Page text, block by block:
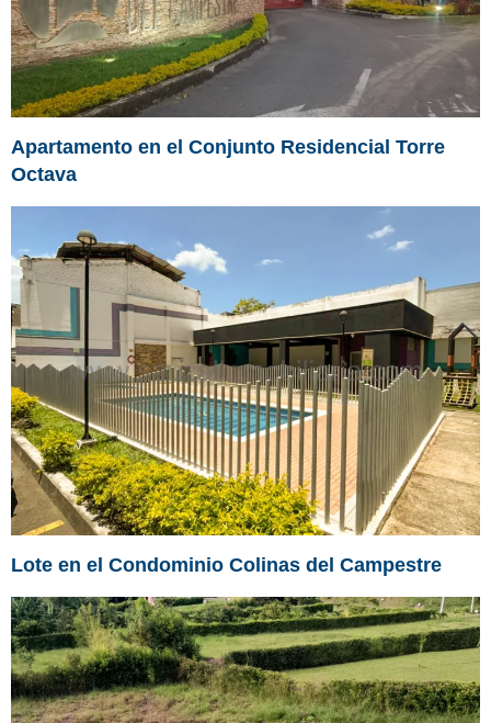
Apartamento en el Conjunto Residencial Torre
Octava
Lote en el Condominio Colinas del Campestre